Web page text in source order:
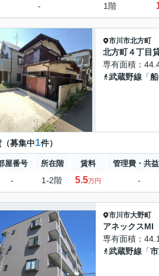
- 1階
市川市北方町
北方町４丁目
専有面積
武蔵野線 「
募集中1件）
屋番号 所在階 賃料 管理費・共
- 1-2階 5.5万円 -
市川市大野町
アネックスMI
専有面積
武蔵野線 「